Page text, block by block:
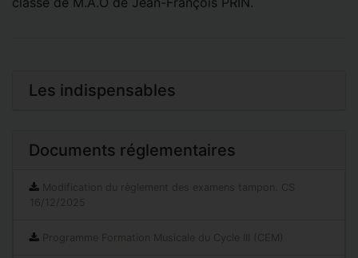
Les indispensables
Documents réglementaires
Modification du règlement des examens tampon. CS
16/12/2025
Programme Formation Musicale du Cycle III (CEM)